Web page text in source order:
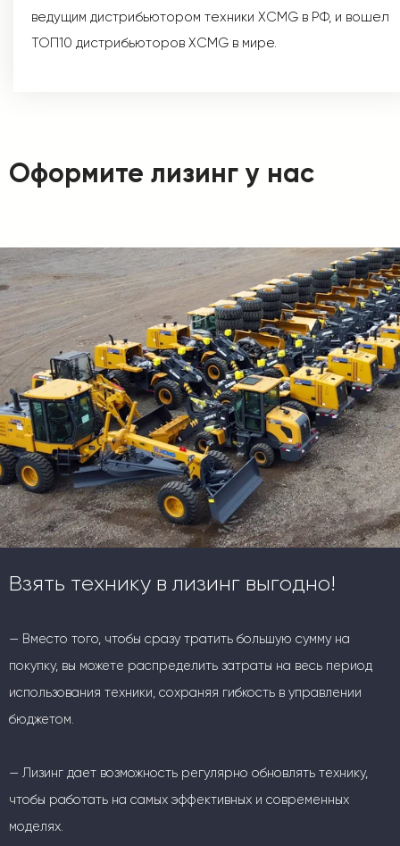
ведущим дистрибьютором техники XCMG в РФ, и вошел
ТОП10 дистрибьюторов XCMG в мире.
Оформите лизинг у нас
Взять технику в лизинг выгодно!
— Вместо того, чтобы сразу тратить большую сумму на
покупку, вы можете распределить затраты на весь период
использования техники, сохраняя гибкость в управлении
бюджетом.
— Лизинг дает возможность регулярно обновлять технику,
чтобы работать на самых эффективных и современных
моделях.